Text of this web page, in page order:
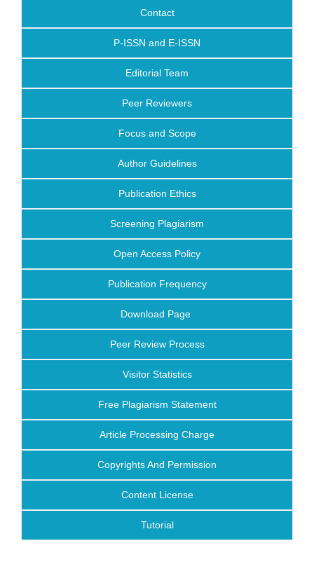
Contact
P-ISSN and E-ISSN
Editorial Team
Peer Reviewers
Focus and Scope
Author Guidelines
Publication Ethics
Screening Plagiarism
Open Access Policy
Publication Frequency
Download Page
Peer Review Process
Visitor Statistics
Free Plagiarism Statement
Article Processing Charge
Copyrights And Permission
Content License
Tutorial